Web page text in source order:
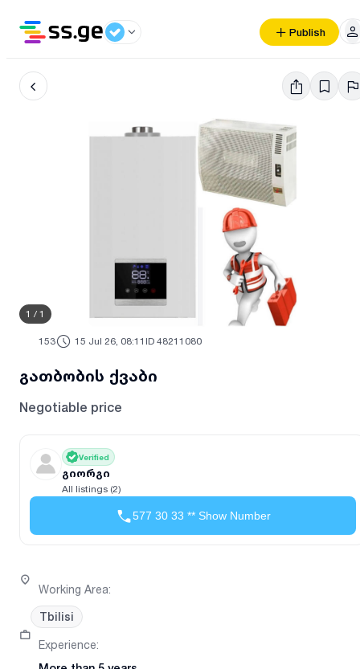
Publish
1 / 1
153 15 Jul 26, 08:11 ID 48211080
გათბობის ქვაბი
Negotiable price
Verified
გიორგი
All listings (2)
577 30 33 ** Show Number
Working Area:
Tbilisi
Experience: